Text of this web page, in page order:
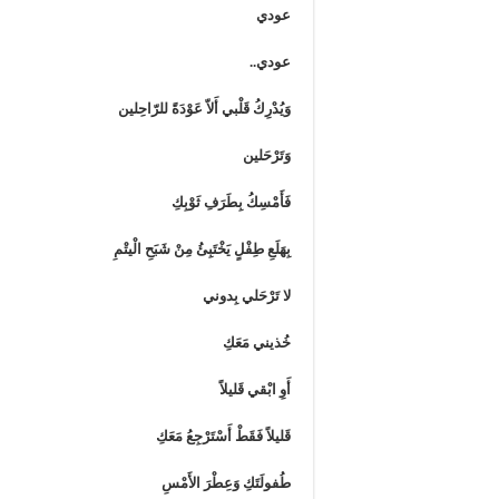
عودي
عودي..
وَيُدْرِكُ قَلْبي أَلاّ عَوْدَةً للرّاحِلين
وَتَرْحَلين
فَأَمْسِكُ بِطَرَفِ ثَوْبِكِ
بِهَلَعِ طِفْلٍ يَخْتَبِئُ مِنْ شَبَحِ الْيتْمِ
لا تَرْحَلي بِدوني
خُذيني مَعَكِ
أَوِ ابْقي قَليلاً
قَليلاً فَقَطْ أَسْتَرْجِعُ مَعَكِ
طُفولَتَكِ وَعِطْرَ الأَمْسِ